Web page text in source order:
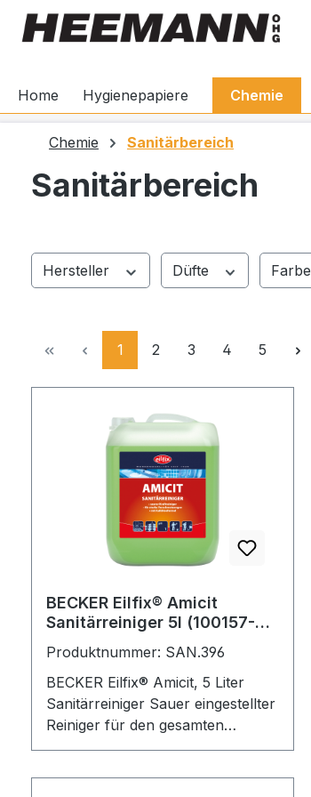
Zur Hauptnavigation springen
Home Hygienepapiere Chemie
Chemie Sanitärbereich
Sanitärbereich
Hersteller Düfte Farbe
Seite
1 Seite
2 Seite
3 Seite
4 Seite
5
BECKER Eilfix® Amicit
Sanitärreiniger 5l (100157-
Produktnummer: SAN.396
BECKER Eilfix® Amicit, 5 Liter
Sanitärreiniger Sauer eingestellter
Reiniger für den gesamten
Sanitärbereich. Entfernt Kalk- und